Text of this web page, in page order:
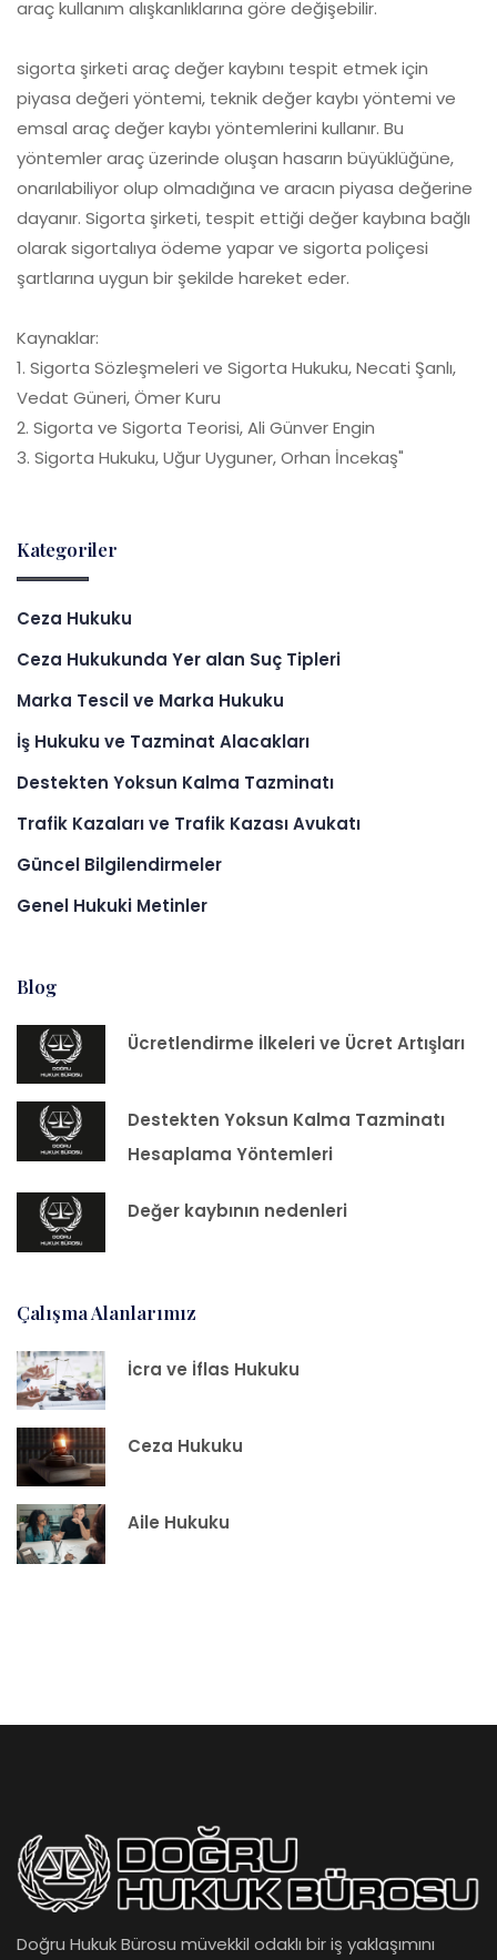
araç kullanım alışkanlıklarına göre değişebilir.
sigorta şirketi araç değer kaybını tespit etmek için
piyasa değeri yöntemi, teknik değer kaybı yöntemi ve
emsal araç değer kaybı yöntemlerini kullanır. Bu
yöntemler araç üzerinde oluşan hasarın büyüklüğüne,
onarılabiliyor olup olmadığına ve aracın piyasa değerine
dayanır. Sigorta şirketi, tespit ettiği değer kaybına bağlı
olarak sigortalıya ödeme yapar ve sigorta poliçesi
şartlarına uygun bir şekilde hareket eder.
Kaynaklar:
1. Sigorta Sözleşmeleri ve Sigorta Hukuku, Necati Şanlı,
Vedat Güneri, Ömer Kuru
2. Sigorta ve Sigorta Teorisi, Ali Günver Engin
3. Sigorta Hukuku, Uğur Uyguner, Orhan İncekaş"
Kategoriler
Ceza Hukuku
Ceza Hukukunda Yer alan Suç Tipleri
Marka Tescil ve Marka Hukuku
İş Hukuku ve Tazminat Alacakları
Destekten Yoksun Kalma Tazminatı
Trafik Kazaları ve Trafik Kazası Avukatı
Güncel Bilgilendirmeler
Genel Hukuki Metinler
Blog
Ücretlendirme İlkeleri ve Ücret Artışları
Destekten Yoksun Kalma Tazminatı
Hesaplama Yöntemleri
Değer kaybının nedenleri
Çalışma Alanlarımız
İcra ve İflas Hukuku
Ceza Hukuku
Aile Hukuku
Doğru Hukuk Bürosu müvekkil odaklı bir iş yaklaşımını